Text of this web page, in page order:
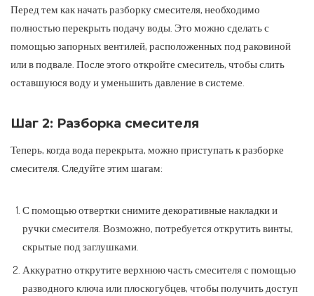
Перед тем как начать разборку смесителя, необходимо
полностью перекрыть подачу воды. Это можно сделать с
помощью запорных вентилей, расположенных под раковиной
или в подвале. После этого откройте смеситель, чтобы слить
оставшуюся воду и уменьшить давление в системе.
Шаг 2: Разборка смесителя
Теперь, когда вода перекрыта, можно приступать к разборке
смесителя. Следуйте этим шагам:
С помощью отвертки снимите декоративные накладки и
ручки смесителя. Возможно, потребуется открутить винты,
скрытые под заглушками.
Аккуратно открутите верхнюю часть смесителя с помощью
разводного ключа или плоскогубцев, чтобы получить доступ